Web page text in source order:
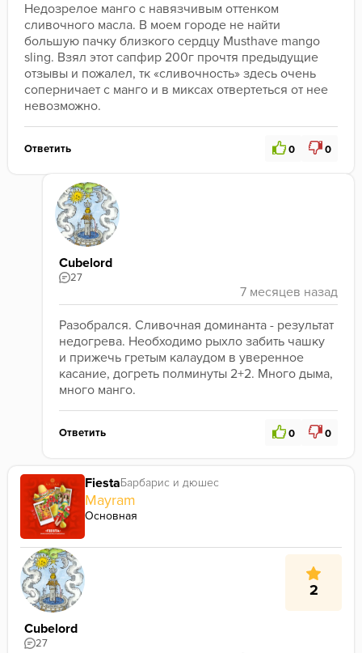
Недозрелое манго с навязчивым оттенком
сливочного масла. В моем городе не найти
большую пачку близкого сердцу Musthave mango
sling. Взял этот сапфир 200г прочтя предыдущие
отзывы и пожалел, тк «сливочность» здесь очень
соперничает с манго и в миксах отвертеться от нее
невозможно.
Ответить 0 0
Cubelord
27
Разобрался. Сливочная доминанта - результат
недогрева. Необходимо рыхло забить чашку
и прижечь гретым калаудом в уверенное
касание, догреть полминуты 2+2. Много дыма,
много манго.
Ответить 0 0
FiestaБарбарис и дюшес
Mayram
Основная
2
Cubelord
27